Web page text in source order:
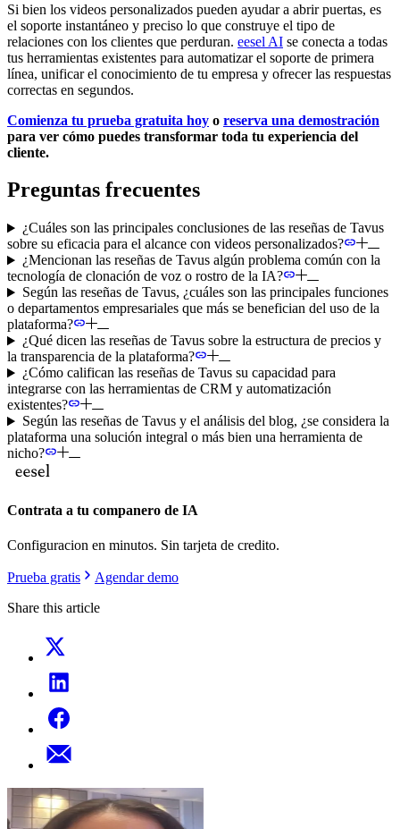
Si bien los videos personalizados pueden ayudar a abrir puertas, es
el soporte instantáneo y preciso lo que construye el tipo de
relaciones con los clientes que perduran. eesel AI se conecta a todas
tus herramientas existentes para automatizar el soporte de primera
línea, unificar el conocimiento de tu empresa y ofrecer las respuestas
correctas en segundos.
Comienza tu prueba gratuita hoy o reserva una demostración
para ver cómo puedes transformar toda tu experiencia del
cliente.
Preguntas frecuentes
¿Cuáles son las principales conclusiones de las reseñas de Tavus
sobre su eficacia para el alcance con videos personalizados?
¿Mencionan las reseñas de Tavus algún problema común con la
tecnología de clonación de voz o rostro de la IA?
Según las reseñas de Tavus, ¿cuáles son las principales funciones
o departamentos empresariales que más se benefician del uso de la
plataforma?
¿Qué dicen las reseñas de Tavus sobre la estructura de precios y
la transparencia de la plataforma?
¿Cómo califican las reseñas de Tavus su capacidad para
integrarse con las herramientas de CRM y automatización
existentes?
Según las reseñas de Tavus y el análisis del blog, ¿se considera la
plataforma una solución integral o más bien una herramienta de
nicho?
Contrata a tu companero de IA
Configuracion en minutos. Sin tarjeta de credito.
Prueba gratis
Agendar demo
Share this article